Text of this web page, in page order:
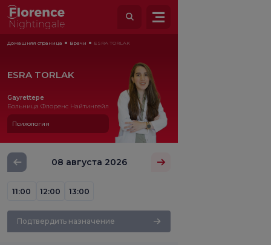
Домашняя страница Врачи ESRA TORLAK
ESRA TORLAK
Gayrettepe
Больница Флоренс Найтингейл
Психология
08 августа 2026
11:00 12:00 13:00
Подтвердить назначение